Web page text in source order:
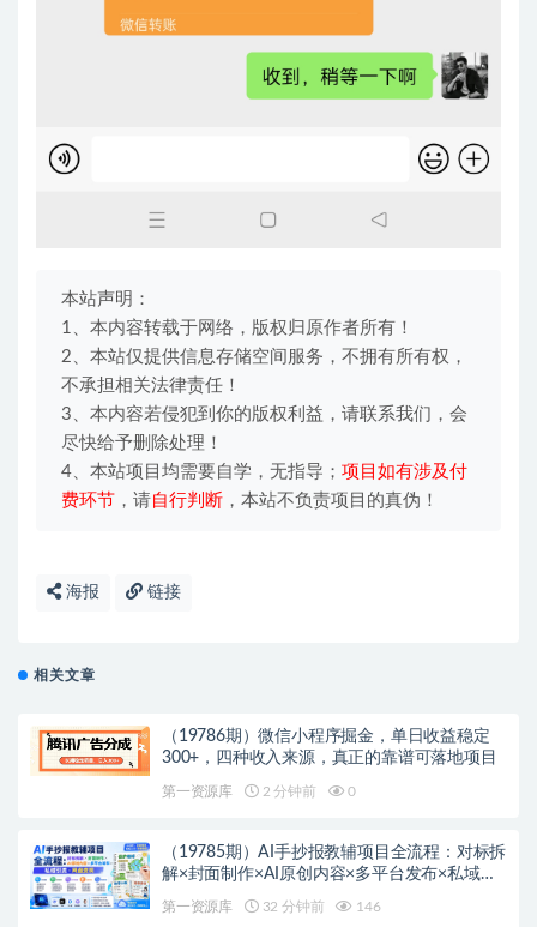
本站声明：
1、本内容转载于网络，版权归原作者所有！
2、本站仅提供信息存储空间服务，不拥有所有权，
不承担相关法律责任！
3、本内容若侵犯到你的版权利益，请联系我们，会
尽快给予删除处理！
4、本站项目均需要自学，无指导； 项目如有涉及付
费环节 ，请自行判断 ，本站不负责项目的真伪！
海报 链接
相关文章
（19786期）微信小程序掘金，单日收益稳定
300+，四种收入来源，真正的靠谱可落地项目
第一资源库 2 分钟前 0
（19785期）AI手抄报教辅项目全流程：对标拆
解×封面制作×AI原创内容×多平台发布×私域引
第一资源库 32 分钟前 146